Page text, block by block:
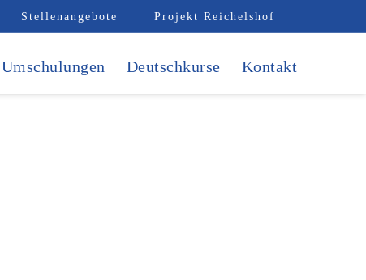
Stellenangebote Projekt Reichelshof
Umschulungen Deutschkurse Kontakt